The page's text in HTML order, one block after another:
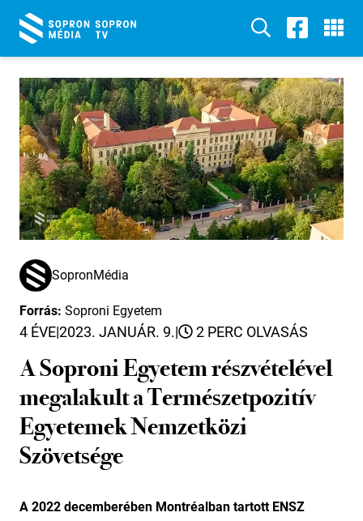
SopronMédia
Forrás: Soproni Egyetem
4 ÉVE|2023. JANUÁR. 9.| 2 PERC OLVASÁS
A Soproni Egyetem részvételével
megalakult a Természetpozitív
Egyetemek Nemzetközi
Szövetsége
A 2022 decemberében Montréalban tartott ENSZ